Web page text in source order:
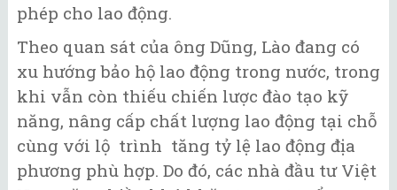
phép cho lao động.
Theo quan sát của ông Dũng, Lào đang có
xu hướng bảo hộ lao động trong nước, trong
khi vẫn còn thiếu chiến lược đào tạo kỹ
năng, nâng cấp chất lượng lao động tại chỗ
cùng với lộ trình tăng tỷ lệ lao động địa
phương phù hợp. Do đó, các nhà đầu tư Việt